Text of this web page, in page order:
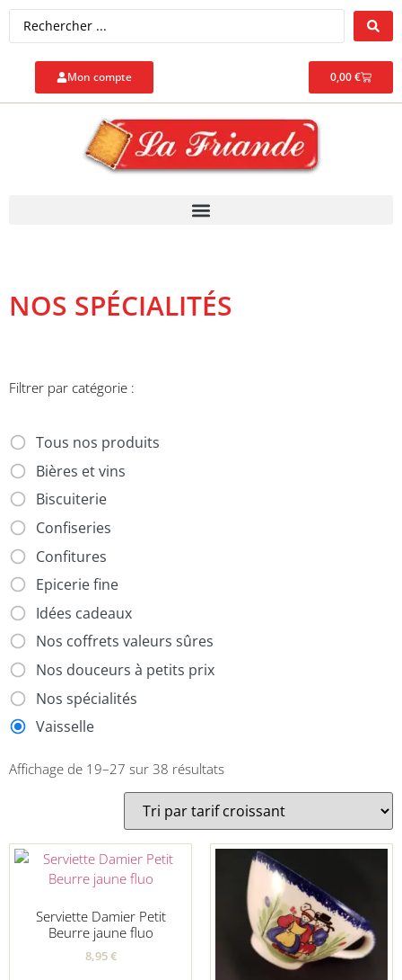
Mon compte 0,00€
NOS SPÉCIALITÉS
Filtrer par catégorie :
Tous nos produits
Bières et vins
Biscuiterie
Confiseries
Confitures
Epicerie fine
Idées cadeaux
Nos coffrets valeurs sûres
Nos douceurs à petits prix
Nos spécialités
Vaisselle
Affichage de 19–27 sur 38 résultats
Serviette Damier Petit
Beurre jaune fluo
8,95€